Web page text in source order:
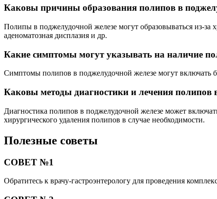
Каковы причины образования полипов в
Полипы в поджелудочной железе могут образовываться из-за
аденоматозная дисплазия и др.
Какие симптомы могут указывать на наличие
Симптомы полипов в поджелудочной железе могут включать
Каковы методы диагностики и лечения полипов
Диагностика полипов в поджелудочной железе может
хирургического удаления полипов в случае необходимости.
Полезные советы
СОВЕТ №1
Обратитесь к врачу-гастроэнтерологу для проведения